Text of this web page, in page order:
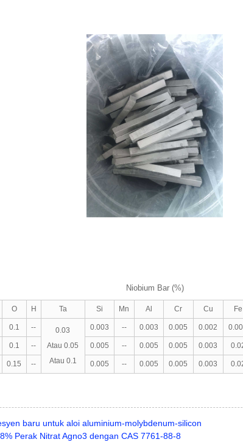
Niobium Bar (%)
O H Ta Si Mn Al Cr Cu Fe
0.1 --
0.03
Atau 0.05
Atau 0.1
0.003 -- 0.003 0.005 0.002
0.1 -- 0.005 -- 0.005 0.005 0.003
0.15 -- 0.005 -- 0.005 0.005 0.003
baru untuk aloi aluminium-molybdenum-silicon
Perak Nitrat Agno3 dengan CAS 7761-88-8